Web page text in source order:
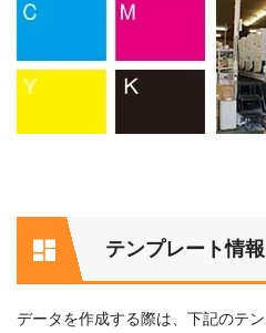
テンプレート情報
データを作成する際は、下記のテ